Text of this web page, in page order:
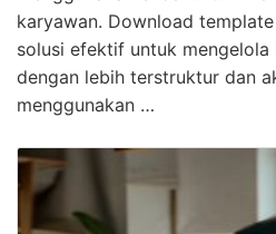
karyawan. Download
solusi efektif untuk mengelola
dengan lebih terstruktur dan
menggunakan …